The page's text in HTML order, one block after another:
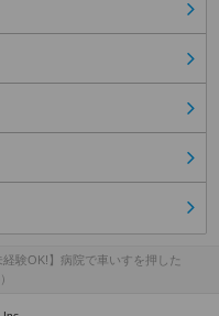
経験OK!】病院で車いすを押した